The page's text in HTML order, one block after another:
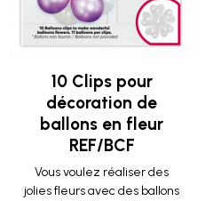
10 Clips pour
décoration de
ballons en fleur
REF/BCF
Vous voulez réaliser des
jolies fleurs avec des ballons